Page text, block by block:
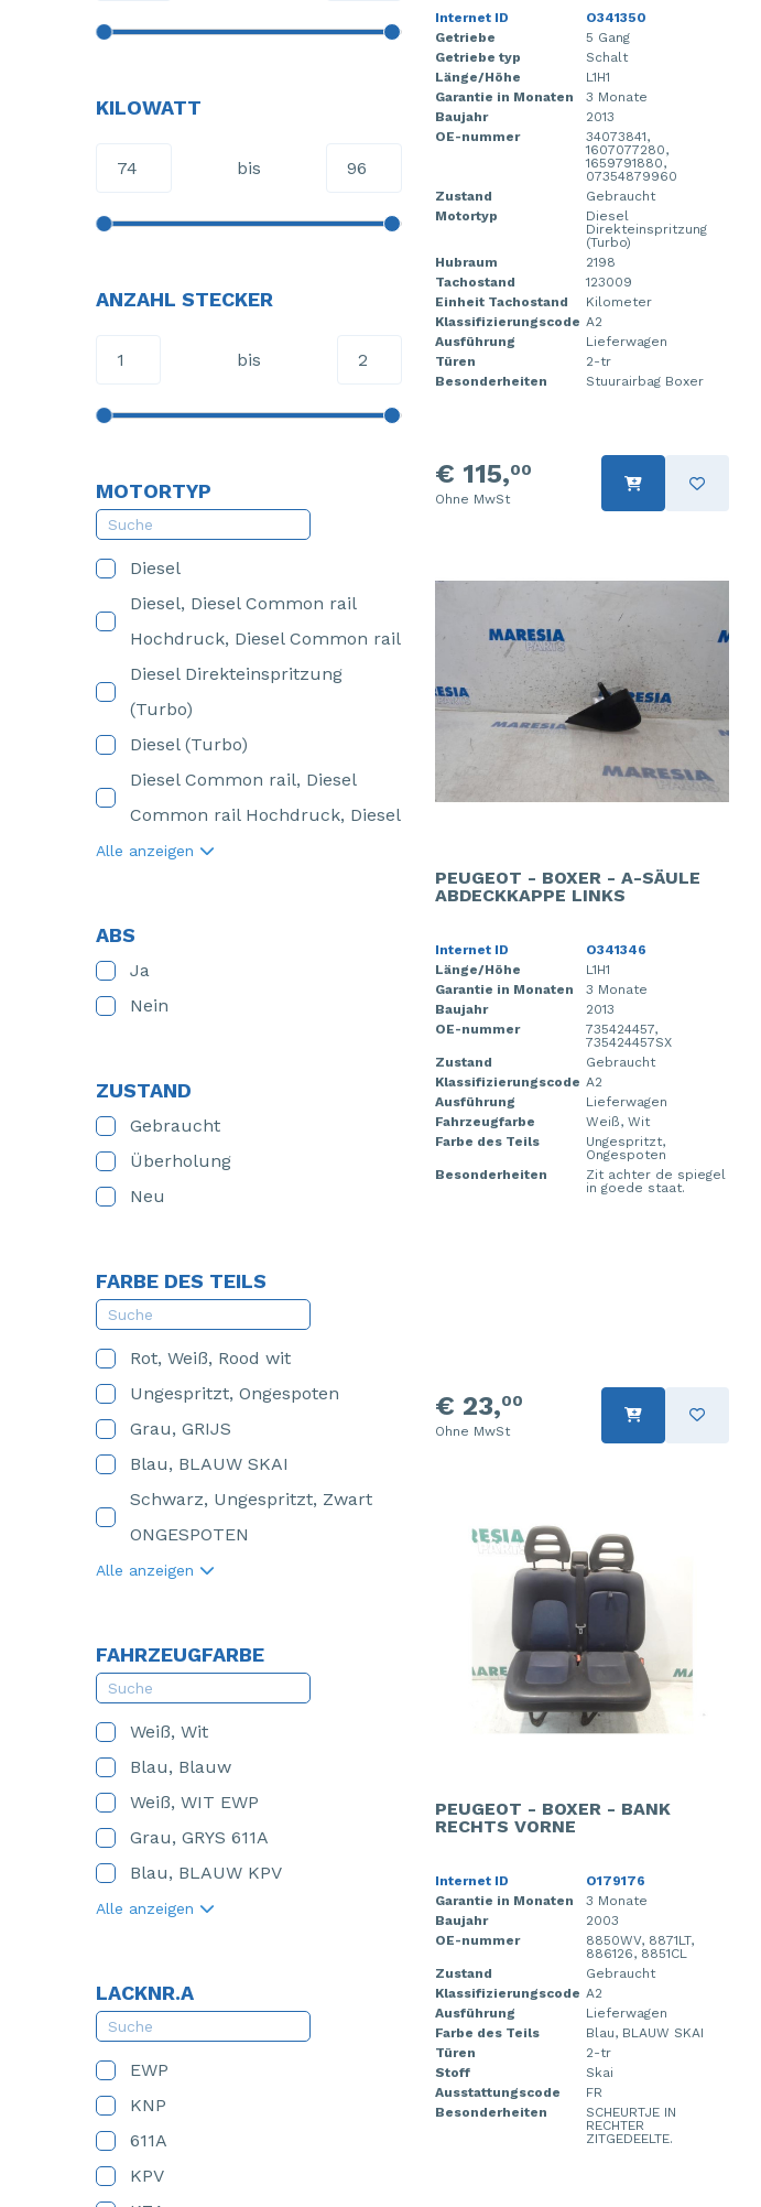
KILOWATT
bis
ANZAHL STECKER
bis
MOTORTYP
Diesel
Diesel, Diesel Common rail
Hochdruck, Diesel Common rail
Diesel Direkteinspritzung
(Turbo)
Diesel (Turbo)
Diesel Common rail, Diesel
Common rail Hochdruck, Diesel
Alle anzeigen
ABS
Ja
Nein
ZUSTAND
Gebraucht
Überholung
Neu
FARBE DES TEILS
Rot, Weiß, Rood wit
Ungespritzt, Ongespoten
Grau, GRIJS
Blau, BLAUW SKAI
Schwarz, Ungespritzt, Zwart
ONGESPOTEN
Alle anzeigen
FAHRZEUGFARBE
Weiß, Wit
Blau, Blauw
Weiß, WIT EWP
Grau, GRYS 611A
Blau, BLAUW KPV
Alle anzeigen
LACKNR.A
EWP
KNP
611A
KPV
Internet ID
O341350
Getriebe
5 Gang
Getriebe typ
Schalt
Länge/Höhe
L1H1
Garantie in Monaten
3 Monate
Baujahr
2013
OE-nummer
34073841,
1607077280,
1659791880,
07354879960
Zustand
Gebraucht
Motortyp
Diesel
Direkteinspritzung
(Turbo)
Hubraum
2198
Tachostand
123009
Einheit Tachostand
Kilometer
Klassifizierungscode A2
Ausführung
Lieferwagen
Türen
2-tr
Besonderheiten
Stuurairbag Boxer
€ 115,00
Ohne MwSt
PEUGEOT - BOXER - A-SÄULE
ABDECKKAPPE LINKS
Internet ID
O341346
Länge/Höhe
L1H1
Garantie in Monaten
3 Monate
Baujahr
2013
OE-nummer
735424457,
735424457SX
Zustand
Gebraucht
Klassifizierungscode A2
Ausführung
Lieferwagen
Fahrzeugfarbe
Weiß, Wit
Farbe des Teils
Ungespritzt,
Ongespoten
Besonderheiten
Zit achter de spiegel
in goede staat.
€ 23,00
Ohne MwSt
PEUGEOT - BOXER - BANK
RECHTS VORNE
Internet ID
O179176
Garantie in Monaten
3 Monate
Baujahr
2003
OE-nummer
8850WV, 8871LT,
886126, 8851CL
Zustand
Gebraucht
Klassifizierungscode A2
Ausführung
Lieferwagen
Farbe des Teils
Blau, BLAUW SKAI
Türen
2-tr
Stoff
Skai
Ausstattungscode
FR
Besonderheiten
SCHEURTJE IN
RECHTER
ZITGEDEELTE.